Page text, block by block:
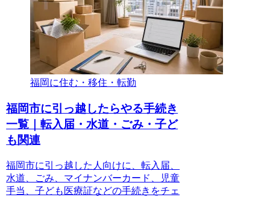
福岡に住む・移住・転勤
福岡市に引っ越したらやる手続き
一覧｜転入届・水道・ごみ・子ど
も関連
福岡市に引っ越した人向けに、転入届、
水道、ごみ、マイナンバーカード、児童
手当、子ども医療証などの手続きをチェ